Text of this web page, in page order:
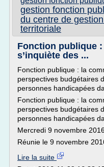
gestion fonction
du centre de
territoriale
Fonction publique
s’inquiète des ...
Fonction publique : la
perspectives budgétaires
personnes handicapées
Fonction publique : la
perspectives budgétaires
personnes handicapées
Mercredi 9 novembre
Réunie le 9 novembre
Lire la suite